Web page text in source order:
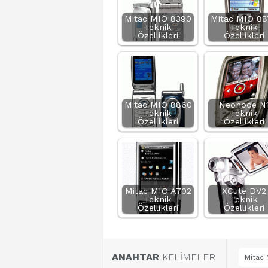
Mitac MIO 8390
Teknik
Özellikleri
Mitac MIO
Teknik
Özellikleri
Mitac MIO 8860
Teknik
Özellikleri
Neonode
Teknik
Özellikleri
Mitac MIO A702
Teknik
Özellikleri
XCute DV2
Teknik
Özellikleri
ANAHTAR KELİMELER Mitac